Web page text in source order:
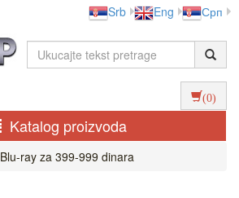
Srb Eng Срп
(0)
Katalog proizvoda
Blu-ray za 399-999 dinara